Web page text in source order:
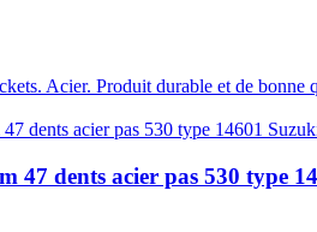
Acier. Produit durable et de bonne
47 dents acier pas 530 type